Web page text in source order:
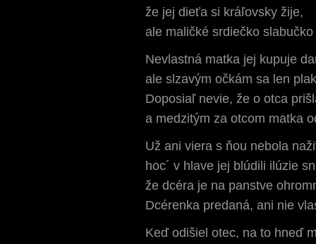
že jej dieťa si kráľovsky žije,
ale maličké srdiečko
Nevlastná matka jej kupuje
ale slzavým očkám sa len
Doposiaľ nevie, že o otca
a medzitým za otcom matka
Už ani viera s ňou nebola
hoc´ v hlave jej blúdili ilúzie
že dcéra je na panstve
Dcérenka predaná, ani nie
Keď odišiel otec, na to hneď